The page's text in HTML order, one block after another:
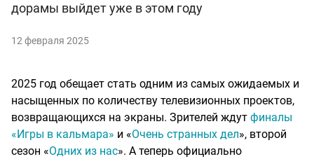
дорамы выйдет уже в этом году
12 февраля 2025
2025 год обещает стать одним из самых ожидаемых и
насыщенных по количеству телевизионных проектов,
возвращающихся на экраны. Зрителей ждут финалы
«Игры в кальмара» и «Очень странных дел», второй
сезон «Одних из нас». А теперь официально